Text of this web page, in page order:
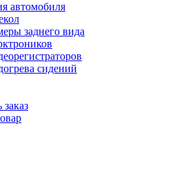
автомобиля
заднего вида
сидений